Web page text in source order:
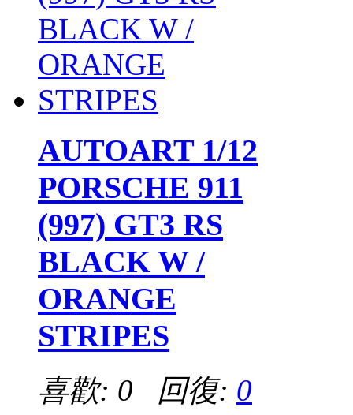
AUTOART 1/12
PORSCHE 911
(997) GT3 RS
BLACK W /
ORANGE
STRIPES
喜歡: 0 回復: 0